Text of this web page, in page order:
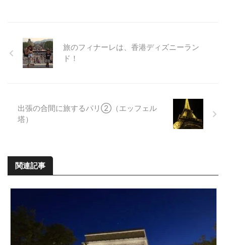
旅のフィナーレは、香港ディズニーラン
ド！
出張の合間に旅するパリ②（エッフェル
塔）
関連記事